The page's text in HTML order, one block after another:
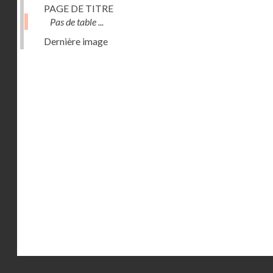
PAGE DE TITRE
Pas de table ...
Dernière image